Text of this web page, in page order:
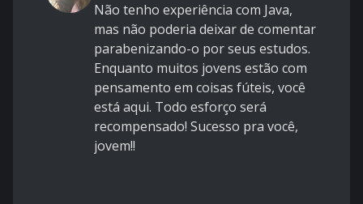
Não tenho experiência com Java,
mas não poderia deixar de comentar
parabenizando-o por seus estudos.
Enquanto muitos jovens estão com
pensamento em coisas fúteis, você
está aqui. Todo esforço será
recompensado! Sucesso pra você,
jovem!!